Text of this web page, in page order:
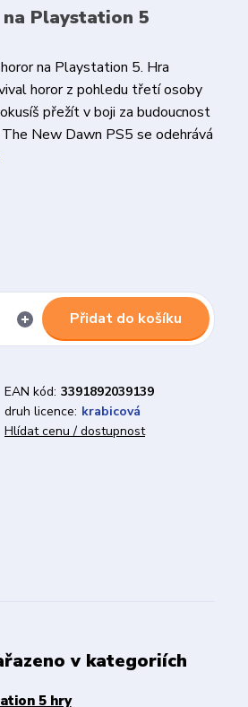
Playstation 5
na Playstation 5. Hra
horor z pohledu třetí osoby
přežít v boji za budoucnost
New Dawn PS5 se odehrává
Přidat do košíku
EAN kód: 3391892039139
druh licence: krabicová
Hlídat cenu / dostupnost
v kategoriích
5 hry